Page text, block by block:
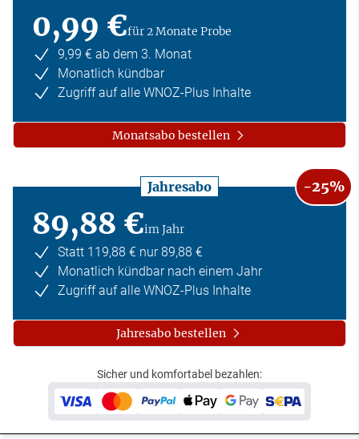
0,99 €für 2 Monate Probe
9,99 € ab dem 3. Monat
Monatlich kündbar
Zugriff auf alle WNOZ-Plus Inhalte
Monatsabo bestellen
Jahresabo -25%
89,88 €im Jahr
Statt 119,88 € nur 89,88 €
Monatlich kündbar nach einem Jahr
Zugriff auf alle WNOZ-Plus Inhalte
Jahresabo bestellen
Sicher und komfortabel bezahlen: